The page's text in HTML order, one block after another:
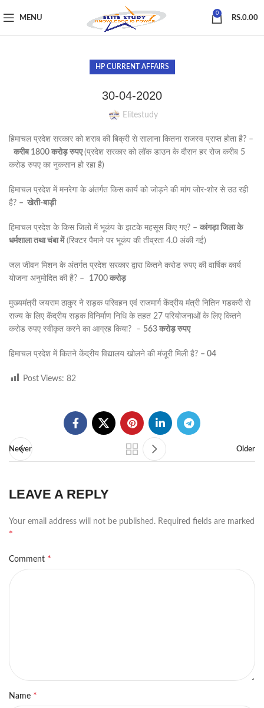
MENU
0
RS.0.00
HP CURRENT AFFAIRS
30-04-2020
Elitestudy
हिमाचल प्रदेश सरकार को शराब की बिक्री से सालाना कितना राजस्व प्राप्त होता है? –
करीब 1800 करोड़रुपए(प्रदेश सरकार को लॉक डाउन के दौरान हर रोज करीब 5
करोड रुपए का नुकसान हो रहा है)
हिमाचल प्रदेश में मनरेगा के अंतर्गत किस कार्य को जोड़ने की मांग जोर-शोर से उठ रही
है? – खेती-बाड़ी
हिमाचल प्रदेश के किस जिलो में भूकंप के झटके महसूस किए गए? – कांगड़ाजिलाके
धर्मशालातथाचंबामें(रिक्टर पैमाने पर भूकंप की तीव्रता 4.0 अंकी गई)
जल जीवन मिशन के अंतर्गत प्रदेश सरकार द्वारा कितने करोड रुपए की वार्षिक कार्य
योजना अनुमोदित की है? – 1700 करोड़
मुख्यमंत्री जयराम ठाकुर ने सड़क परिवहन एवं राजमार्ग केंद्रीय मंत्री नितिन गडकरी से
राज्य के लिए केंद्रीय सड़क विनिर्माण निधि के तहत 27 परियोजनाओं के लिए कितने
करोड रुपए स्वीकृत करने का आग्रह किया? – 563 करोड़रुपए
हिमाचल प्रदेश में कितने केंद्रीय विद्यालय खोलने की मंजूरी मिली है? – 04
Post Views: 82
Newer Older
LEAVE A REPLY
Your email address will not be published. Required fields are marked
*
Comment *
Name *